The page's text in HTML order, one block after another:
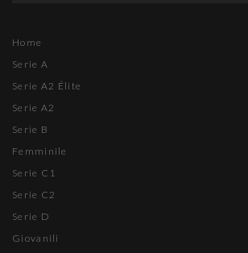
Home
Serie A
Serie A2 Élite
Serie A2
Serie B
Femminile
Serie C1
Serie C2
Serie D
Giovanili